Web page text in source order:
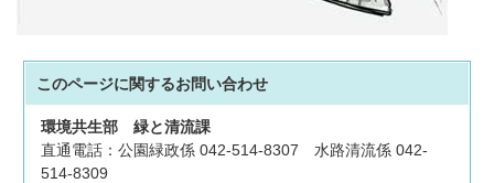
このページに関するお問い合わせ
環境共生部緑と清流課
直通電話：公園緑政係 042-514-8307 水路清流係 042-
514-8309